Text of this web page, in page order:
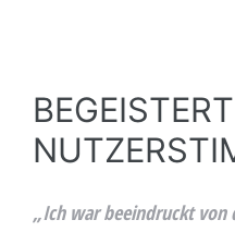
„Ich war beeindruckt von